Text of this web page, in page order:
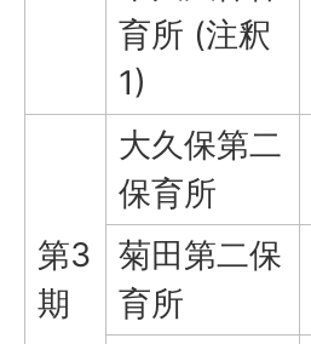
育所 (注釈
1)
第3
期
大久保第二
保育所
菊田第二保
育所